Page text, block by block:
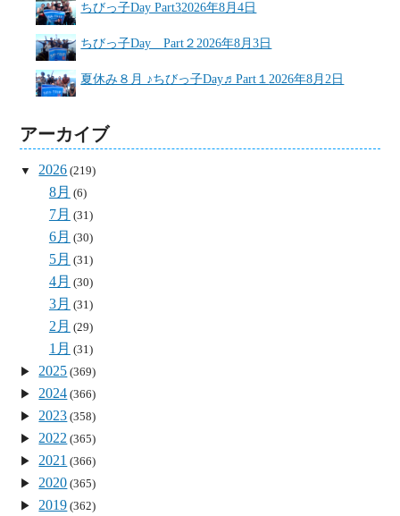
ちびっ子Day Part32026年8月4日
ちびっ子Day Part２2026年8月3日
夏休み８月 ♪ちびっ子Day♬Part１2026年8月2日
アーカイブ
2026 (219)
8月 (6)
7月 (31)
6月 (30)
5月 (31)
4月 (30)
3月 (31)
2月 (29)
1月 (31)
2025 (369)
2024 (366)
2023 (358)
2022 (365)
2021 (366)
2020 (365)
2019 (362)